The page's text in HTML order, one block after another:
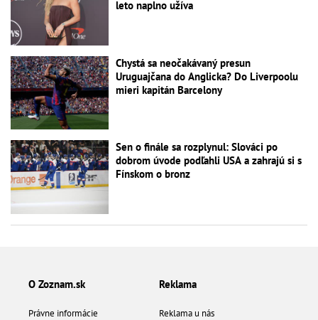
leto naplno užíva
Chystá sa neočakávaný presun
Uruguajčana do Anglicka? Do Liverpoolu
mieri kapitán Barcelony
Sen o finále sa rozplynul: Slováci po
dobrom úvode podľahli USA a zahrajú si s
Fínskom o bronz
O Zoznam.sk
Právne informácie
Reklama
Reklama u nás